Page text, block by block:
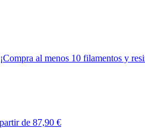
al menos 10 filamentos y
de 87,90 €